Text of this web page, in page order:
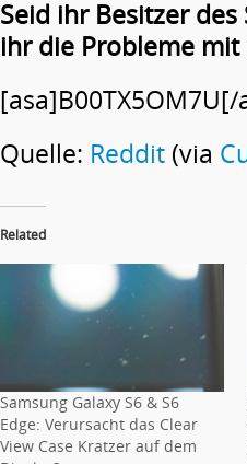
Seid ihr Besitzer des
ihr die Probleme
[asa]B00TX5OM7U[/
Quelle: Reddit (via
Related
Samsung Galaxy S6 & S6
Edge: Verursacht das Clear
View Case Kratzer auf dem